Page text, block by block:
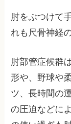
肘をぶつけて
れも尺骨神経
肘部管症候群
形や、野球や
ツ、長時間の
の圧迫などに